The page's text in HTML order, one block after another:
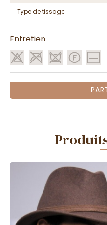
Type de tissage
Entretien